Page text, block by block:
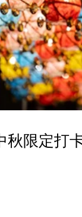
秋限定打